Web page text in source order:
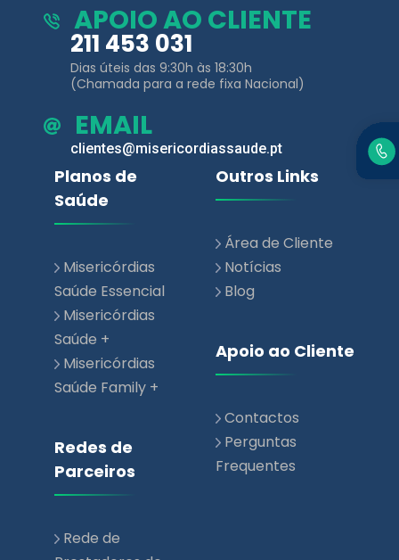
(Chamada para a rede fixa Nacional)
EMAIL
clientes@misericordiassaude.pt
Saúde
Misericórdias
Saúde Essencial
Saúde +
Misericórdias
Saúde Family +
Redes de
Parceiros
Rede de
Prestadores de
Rede Parceiros
Área de Cliente
Notícias
Apoio ao Cliente
Contactos
Perguntas